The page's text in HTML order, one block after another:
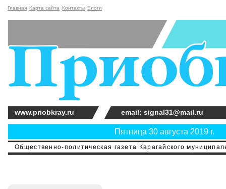
Главная Карта сайта Контакты Блоги
Общественно-политическая газета Карагайского
Пятница 30 августа 2019 г.
www.priobkray.ru email: signal31@mail.ru